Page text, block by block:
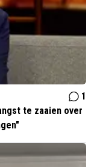
1
te zaaien over